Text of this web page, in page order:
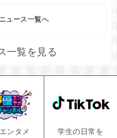
ュース一覧へ
一覧を見る
ンタメ
学生の日常を